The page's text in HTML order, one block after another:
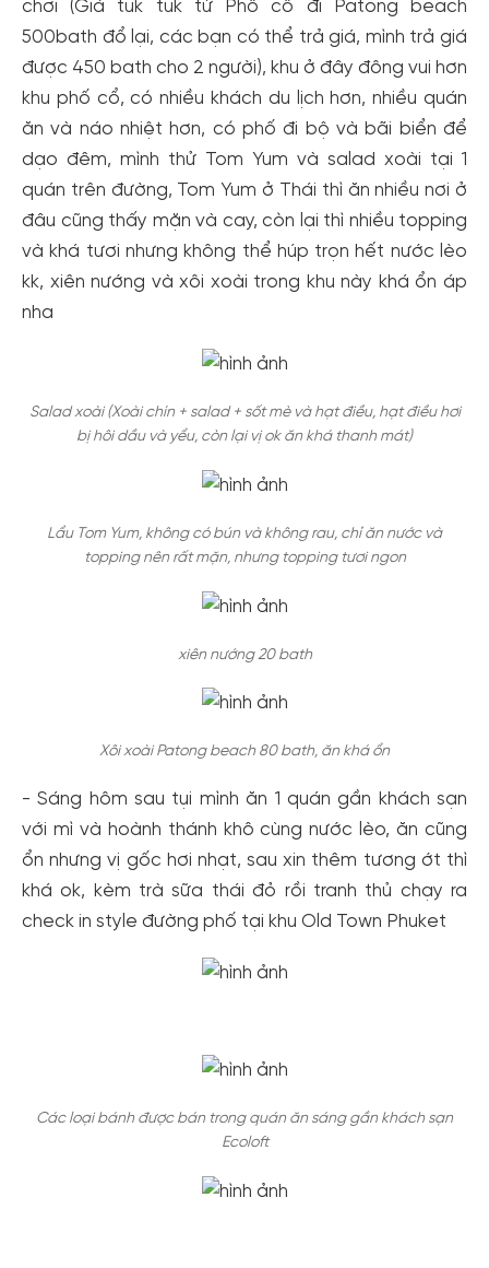
chơi (Giá tuk tuk từ Phố cổ đi Patong beach
500bath đổ lại, các bạn có thể trả giá, mình trả giá
được 450 bath cho 2 người), khu ở đây đông vui hơn
khu phố cổ, có nhiều khách du lịch hơn, nhiều quán
ăn và náo nhiệt hơn, có phố đi bộ và bãi biển để
dạo đêm, mình thử Tom Yum và salad xoài tại 1
quán trên đường, Tom Yum ở Thái thì ăn nhiều nơi ở
đâu cũng thấy mặn và cay, còn lại thì nhiều topping
và khá tươi nhưng không thể húp trọn hết nước lèo
kk, xiên nướng và xôi xoài trong khu này khá ổn áp
nha
Salad xoài (Xoài chín + salad + sốt mè và hạt điều, hạt điều hơi
bị hôi dầu và yểu, còn lại vị ok ăn khá thanh mát)
Lẩu Tom Yum, không có bún và không rau, chỉ ăn nước và
topping nên rất mặn, nhưng topping tươi ngon
xiên nướng 20 bath
Xôi xoài Patong beach 80 bath, ăn khá ổn
- Sáng hôm sau tụi mình ăn 1 quán gần khách sạn
với mì và hoành thánh khô cùng nước lèo, ăn cũng
ổn nhưng vị gốc hơi nhạt, sau xin thêm tương ớt thì
khá ok, kèm trà sữa thái đỏ rồi tranh thủ chạy ra
check in style đường phố tại khu Old Town Phuket
Các loại bánh được bán trong quán ăn sáng gần khách sạn
Ecoloft